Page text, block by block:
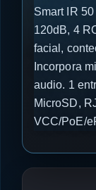
Smart IR
120dB, 4
facial,
Incorpora
audio. 1
MicroSD,
VCC/PoE/